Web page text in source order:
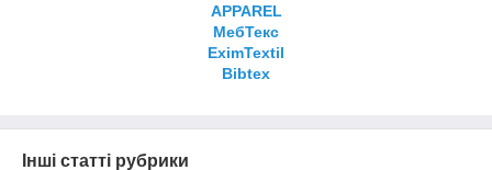
APPAREL
МебТекс
EximTextil
Bibtex
Інші статті рубрики